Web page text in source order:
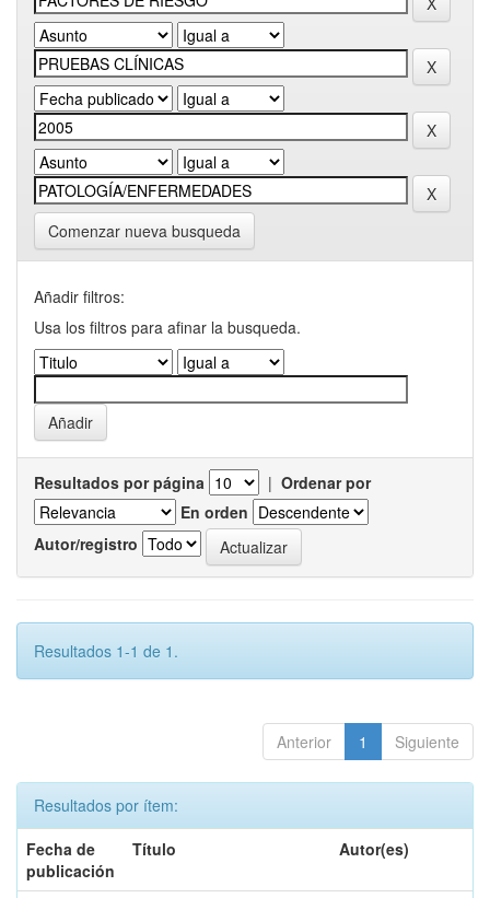
Comenzar nueva busqueda
Añadir filtros:
Usa los filtros para afinar la busqueda.
Resultados por página | Ordenar por
En orden
Autor/registro
Resultados 1-1 de 1.
Anterior 1 Siguiente
Resultados por ítem:
Fecha de
publicación
Título Autor(es)